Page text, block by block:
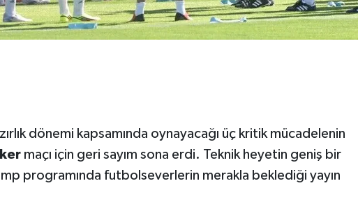
dönemi kapsamında oynayacağı üç kritik mücadelenin
maçı için geri sayım sona erdi. Teknik heyetin geniş bir
programında futbolseverlerin merakla beklediği yayın